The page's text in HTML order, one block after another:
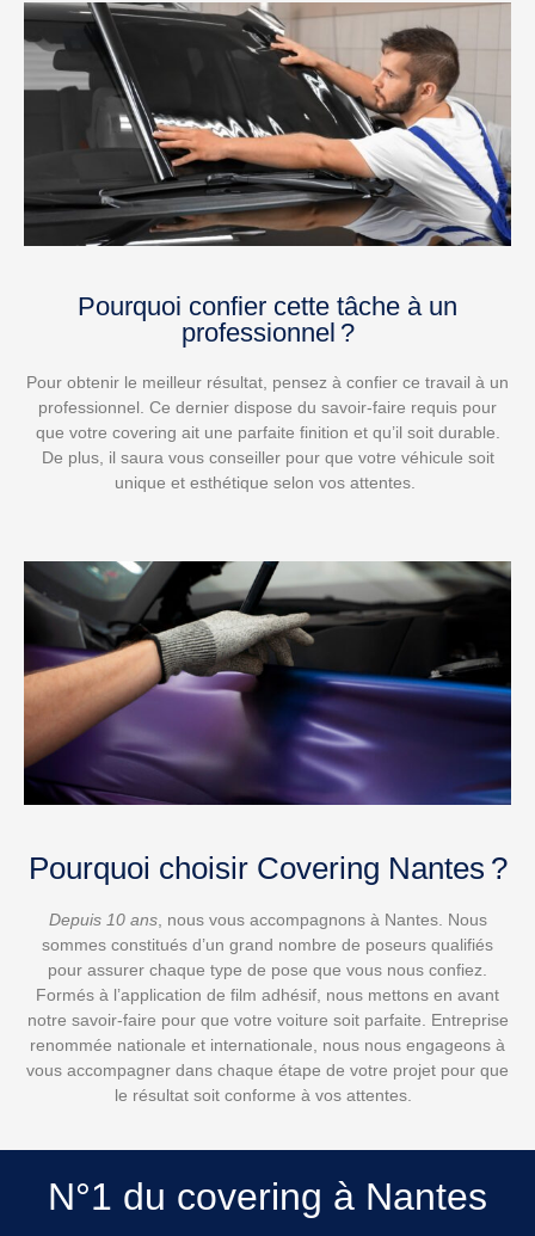
Pourquoi confier cette tâche à un
professionnel ?
Pour obtenir le meilleur résultat, pensez à confier ce travail à un
professionnel. Ce dernier dispose du savoir-faire requis pour
que votre covering ait une parfaite finition et qu’il soit durable.
De plus, il saura vous conseiller pour que votre véhicule soit
unique et esthétique selon vos attentes.
Pourquoi choisir Covering Nantes ?
Depuis 10 ans, nous vous accompagnons à Nantes. Nous
sommes constitués d’un grand nombre de poseurs qualifiés
pour assurer chaque type de pose que vous nous confiez.
Formés à l’application de film adhésif, nous mettons en avant
notre savoir-faire pour que votre voiture soit parfaite. Entreprise
renommée nationale et internationale, nous nous engageons à
vous accompagner dans chaque étape de votre projet pour que
le résultat soit conforme à vos attentes.
N°1 du covering à Nantes